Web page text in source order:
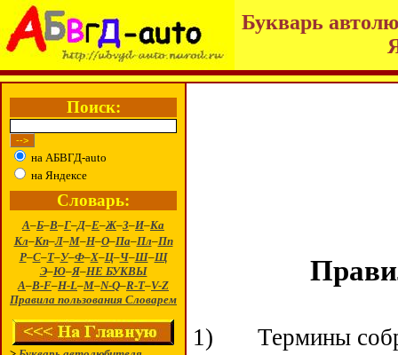
Букварь
Поиск:
на АБВГД-auto
на Яндексе
Словарь:
А–Б–В–Г–Д–Е–Ж–З–И–Ка
Кл–Кп–Л–М–Н–О–Па–Пл–Пп
Р–С–Т–У–Ф–Х–Ц–Ч–Ш–Щ
Э–Ю–Я–НЕ БУКВЫ
A–B-F–H-L–M–N-Q–R-T–V-Z
Правила пользования Словарем
1)
Термины